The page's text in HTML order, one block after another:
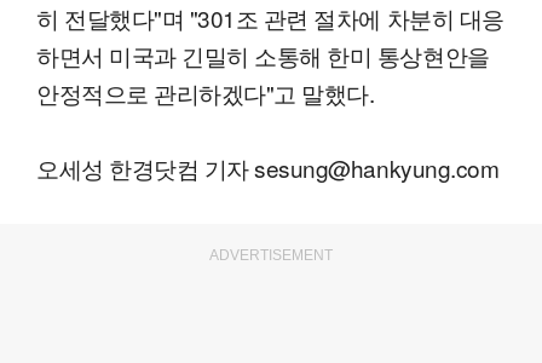
히 전달했다"며 "301조 관련 절차에 차분히 대응
하면서 미국과 긴밀히 소통해 한미 통상현안을
안정적으로 관리하겠다"고 말했다.
오세성 한경닷컴 기자 sesung@hankyung.com
ADVERTISEMENT